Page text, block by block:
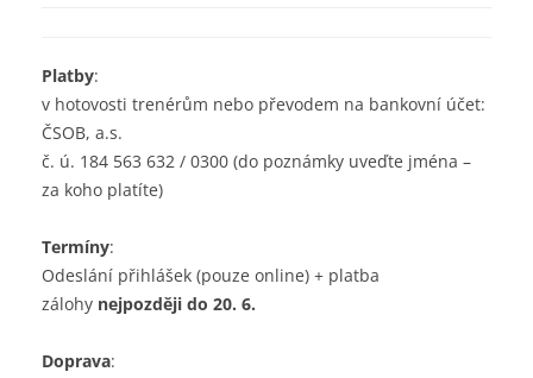
Platby:
v hotovosti trenérům nebo převodem na bankovní účet:
ČSOB, a.s.
č. ú. 184 563 632 / 0300 (do poznámky uveďte jména –
za koho platíte)
Termíny:
Odeslání přihlášek (pouze online) + platba
zálohy nejpozději do 20. 6.
Doprava: